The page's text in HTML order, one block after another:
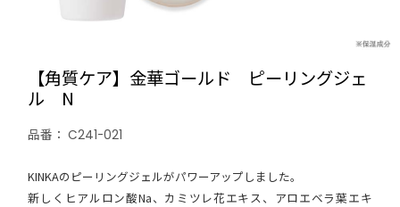
【角質ケア】金華ゴールド ピーリングジェ
ル N
品番：C241-021
KINKAのピーリングジェルがパワーアップしました。
新しくヒアルロン酸Na、カミツレ花エキス、アロエベラ葉エキ